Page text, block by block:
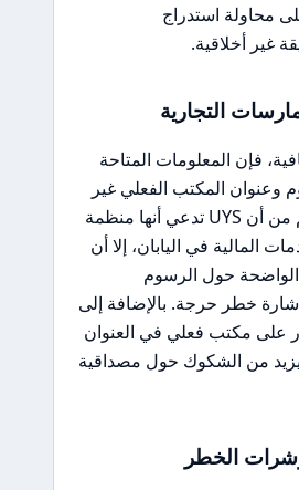
محاولة استدراج
غير أخلاقية.
التجارية
فإن المعلومات المتاحة
وعنوان المكتب الفعلي غير
كافية. على الرغم من أن UYS تدعي أنها منظمة
المالية في اليابان، إلا أن
حول الرسوم
خطر حرجة. بالإضافة إلى
على مكتب فعلي في العنوان
يزيد من الشكوك حول مصداقية
الخطر